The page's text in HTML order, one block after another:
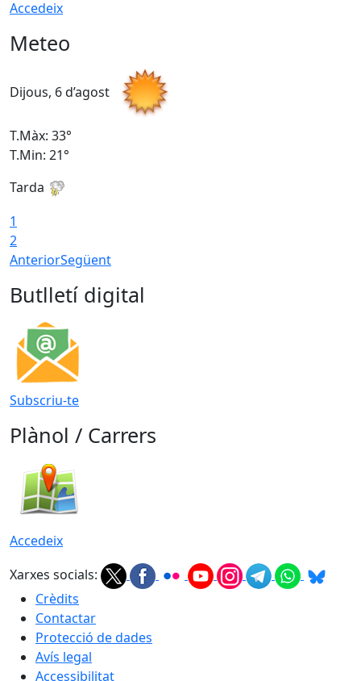
Accedeix
Meteo
Dijous, 6 d’agost
T.Màx: 33°
T.Min: 21°
Tarda
1
2
AnteriorSegüent
Butlletí digital
Subscriu-te
Plànol / Carrers
Accedeix
Xarxes socials:
Crèdits
Contactar
Protecció de dades
Avís legal
Accessibilitat